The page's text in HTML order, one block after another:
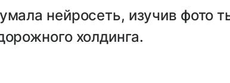
нейросеть, изучив фото
холдинга.